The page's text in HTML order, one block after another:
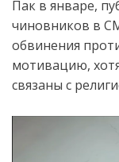
Пак в январе,
чиновников в
обвинения
мотивацию,
связаны с